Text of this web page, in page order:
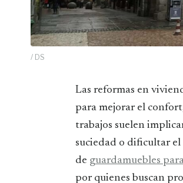
/ DS
Las reformas en viviendas y locales se han convertido en una de las principales opciones
para mejorar el
trabajos suelen
suciedad o dificultar el
de guardamuebles
por quienes buscan